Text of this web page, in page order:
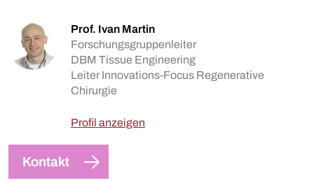
Prof. Ivan Martin
Forschungsgruppenleiter
DBM Tissue Engineering
Leiter Innovations-Focus Regenerative
Chirurgie
Profil anzeigen
Kontakt